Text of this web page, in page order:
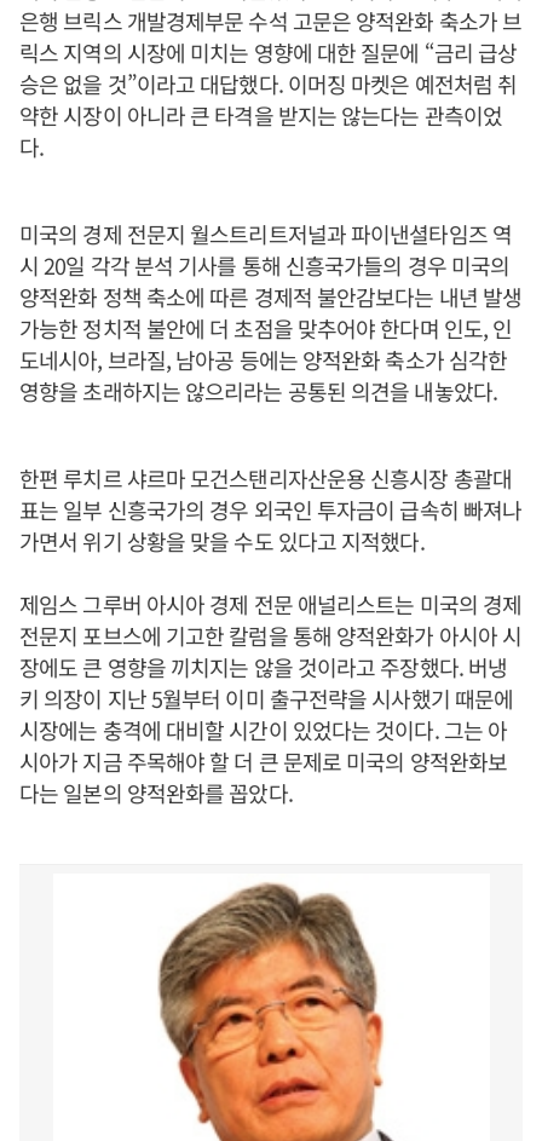
은행 브릭스 개발경제부문 수석 고문은 양적완화 축소가 브
릭스 지역의 시장에 미치는 영향에 대한 질문에 “금리 급상
승은 없을 것”이라고 대답했다. 이머징 마켓은 예전처럼 취
약한 시장이 아니라 큰 타격을 받지는 않는다는 관측이었
다.
미국의 경제 전문지 월스트리트저널과 파이낸셜타임즈 역
시 20일 각각 분석 기사를 통해 신흥국가들의 경우 미국의
양적완화 정책 축소에 따른 경제적 불안감보다는 내년 발생
가능한 정치적 불안에 더 초점을 맞추어야 한다며 인도, 인
도네시아, 브라질, 남아공 등에는 양적완화 축소가 심각한
영향을 초래하지는 않으리라는 공통된 의견을 내놓았다.
한편 루치르 샤르마 모건스탠리자산운용 신흥시장 총괄대
표는 일부 신흥국가의 경우 외국인 투자금이 급속히 빠져나
가면서 위기 상황을 맞을 수도 있다고 지적했다.
제임스 그루버 아시아 경제 전문 애널리스트는 미국의 경제
전문지 포브스에 기고한 칼럼을 통해 양적완화가 아시아 시
장에도 큰 영향을 끼치지는 않을 것이라고 주장했다. 버냉
키 의장이 지난 5월부터 이미 출구전략을 시사했기 때문에
시장에는 충격에 대비할 시간이 있었다는 것이다. 그는 아
시아가 지금 주목해야 할 더 큰 문제로 미국의 양적완화보
다는 일본의 양적완화를 꼽았다.